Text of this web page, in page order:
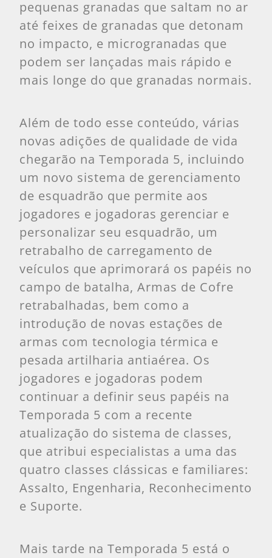
pequenas granadas que saltam no ar
até feixes de granadas que detonam
no impacto, e microgranadas que
podem ser lançadas mais rápido e
mais longe do que granadas normais.
Além de todo esse conteúdo, várias
novas adições de qualidade de vida
chegarão na Temporada 5, incluindo
um novo sistema de gerenciamento
de esquadrão que permite aos
jogadores e jogadoras gerenciar e
personalizar seu esquadrão, um
retrabalho de carregamento de
veículos que aprimorará os papéis no
campo de batalha, Armas de Cofre
retrabalhadas, bem como a
introdução de novas estações de
armas com tecnologia térmica e
pesada artilharia antiaérea. Os
jogadores e jogadoras podem
continuar a definir seus papéis na
Temporada 5 com a recente
atualização do sistema de classes,
que atribui especialistas a uma das
quatro classes clássicas e familiares:
Assalto, Engenharia, Reconhecimento
e Suporte.
Mais tarde na Temporada 5 está o